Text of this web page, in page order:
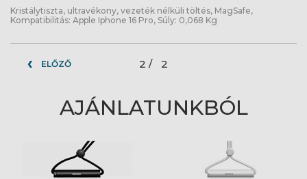
Kristálytiszta, ultravékony, vezeték nélküli töltés, MagSafe,
Kompatibilitás: Apple Iphone 16 Pro, Súly: 0,068 Kg
ELŐZŐ 2 / 2
AJÁNLATUNKBÓL